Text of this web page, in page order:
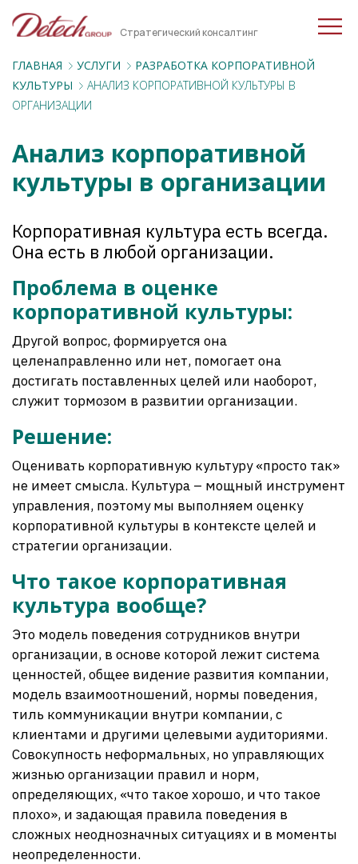
Стратегический консалтинг
ГЛАВНАЯ УСЛУГИ
РАЗРАБОТКА КОРПОРАТИВНОЙ
КУЛЬТУРЫ
АНАЛИЗ КОРПОРАТИВНОЙ КУЛЬТУРЫ В
ОРГАНИЗАЦИИ
Анализ корпоративной
культуры в организации
Корпоративная культура есть всегда.
Она есть в любой организации.
Проблема в оценке
корпоративной культуры:
Другой вопрос, формируется она
целенаправленно или нет, помогает она
достигать поставленных целей или наоборот,
служит тормозом в развитии организации.
Решение:
Оценивать корпоративную культуру «просто так»
не имеет смысла. Культура – мощный инструмент
управления, поэтому мы выполняем оценку
корпоративной культуры в контексте целей и
стратегии организации.
Что такое корпоративная
культура вообще?
Это модель поведения сотрудников внутри
организации, в основе которой лежит система
ценностей, общее видение развития компании,
модель взаимоотношений, нормы поведения,
тиль коммуникации внутри компании, с
клиентами и другими целевыми аудиториями.
Совокупность неформальных, но управляющих
жизнью организации правил и норм,
определяющих, «что такое хорошо, и что такое
плохо», и задающая правила поведения в
сложных неоднозначных ситуациях и в моменты
неопределенности.